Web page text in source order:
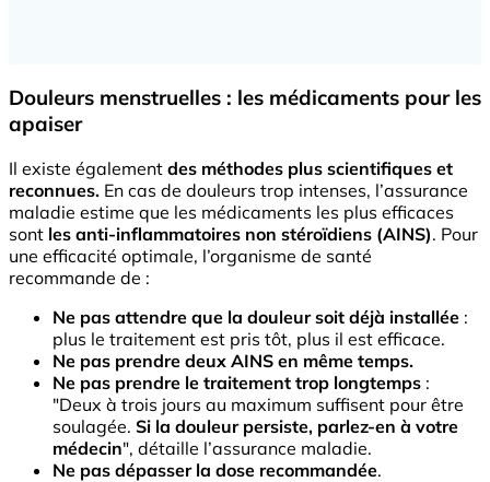
Douleurs menstruelles : les médicaments pour les
apaiser
Il existe également des méthodes plus scientifiques et
reconnues. En cas de douleurs trop intenses, l’assurance
maladie estime que les médicaments les plus efficaces
sont les anti-inflammatoires non stéroïdiens (AINS). Pour
une efficacité optimale, l’organisme de santé
recommande de :
Ne pas attendre que la douleur soit déjà installée :
plus le traitement est pris tôt, plus il est efficace.
Ne pas prendre deux AINS en même temps.
Ne pas prendre le traitement trop longtemps :
"Deux à trois jours au maximum suffisent pour être
soulagée. Si la douleur persiste, parlez-en à votre
médecin", détaille l’assurance maladie.
Ne pas dépasser la dose recommandée.